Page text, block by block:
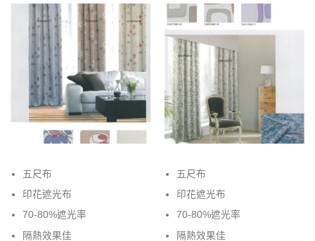
五尺布
印花遮光布
70-80%遮光率
隔熱效果佳
五尺布
印花遮光布
70-80%遮光率
隔熱效果佳